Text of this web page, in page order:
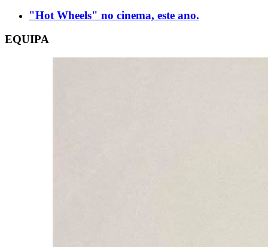
"Hot Wheels" no cinema, este ano.
EQUIPA